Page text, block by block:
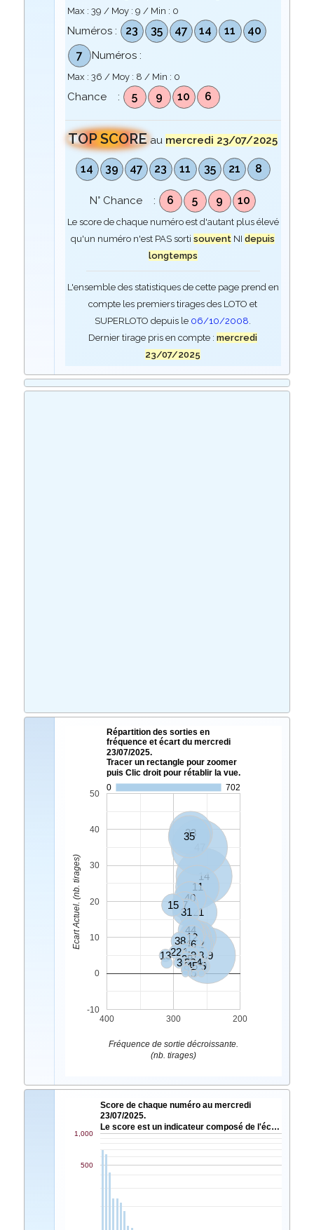
Max : 39 / Moy : 9 / Min : 0
Numéros : 23 35 47 14 11
40
7
Numéros :
Max : 36 / Moy : 8 / Min : 0
Chance : 5 9 10 6
TOP SCORE au mercredi 23/07/2025
14 39 47 23 11 35 21 8
N° Chance : 6 5 9 10
Le score de chaque numéro est d'autant plus élevé
qu'un numéro n'est PAS sortisouvent NIdepuis
longtemps
L'ensemble des statistiques de cette page prend en
compte les premiers tirages des LOTO et
SUPERLOTO depuis le 06/10/2008.
Dernier tirage pris en compte :mercredi
23/07/2025
Répartition des sorties en
fréquence et écart du mercredi
23/07/2025.
Tracer un rectangle pour zoomer
puis Clic droit pour rétablir la vue.
0
702
14
39
11
23
35
21
8
40
2
17
42
7
10
31
32
4
44
12
15
46
48
38
1
19
20
37
49
25
34
6
22
27
28
36
13
24
45
3
95
400 300 200
-10
0
10
20
30
40
50
Fréquence de sortie décroissante.
(nb. tirages)
Ecart Actuel. (nb. tirages)
Score de chaque numéro au mercredi
23/07/2025.
Le score est un indicateur composé de l'éc…
500
1,000